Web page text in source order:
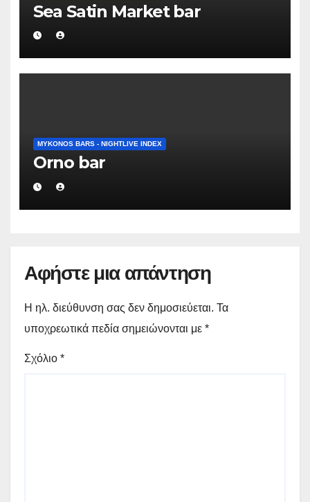
Sea Satin Market bar
MYKONOS BARS - NIGHTLIVE INDEX
Orno bar
Αφήστε μια απάντηση
Η ηλ. διεύθυνση σας δεν δημοσιεύεται. Τα
υποχρεωτικά πεδία σημειώνονται με *
Σχόλιο *